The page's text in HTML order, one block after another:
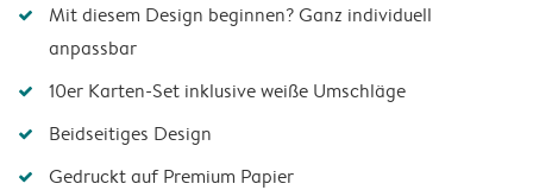
Mit diesem Design beginnen? Ganz individuell
anpassbar
10er Karten-Set inklusive weiße Umschläge
Beidseitiges Design
Gedruckt auf Premium Papier